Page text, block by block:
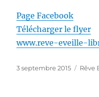
Page Facebook
Télécharger le flyer
www.reve-eveille-
Publié
3 septembre 2015 Rêve